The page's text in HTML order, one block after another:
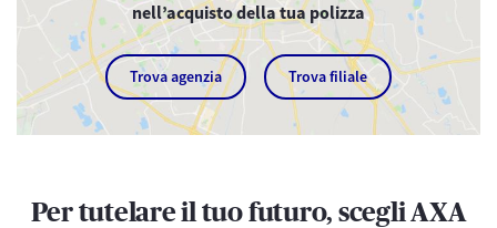
nell’acquisto della tua polizza
Trova agenzia Trova filiale
Per tutelare il tuo futuro, scegli AXA